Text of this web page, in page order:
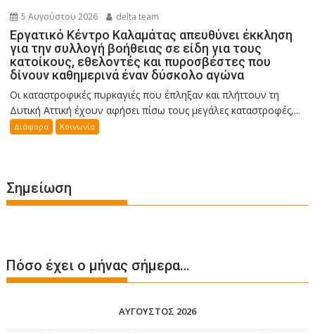
5 Αυγούστου 2026 delta team
Εργατικό Κέντρο Καλαμάτας απευθύνει έκκληση
για την συλλογή βοήθειας σε είδη για τους
κατοίκους, εθελοντές και πυροσβέστες που
δίνουν καθημερινά έναν δύσκολο αγώνα
Οι καταστροφικές πυρκαγιές που έπληξαν και πλήττουν τη
Δυτική Αττική έχουν αφήσει πίσω τους μεγάλες καταστροφές,...
Διάφορα Κοινωνία
Σημείωση
Πόσο έχει ο μήνας σήμερα…
ΑΎΓΟΥΣΤΟΣ 2026